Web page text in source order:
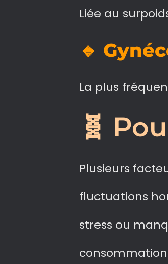
Liée au
🔹
La plus
🧬
Plusieurs
fluctuations
stress ou